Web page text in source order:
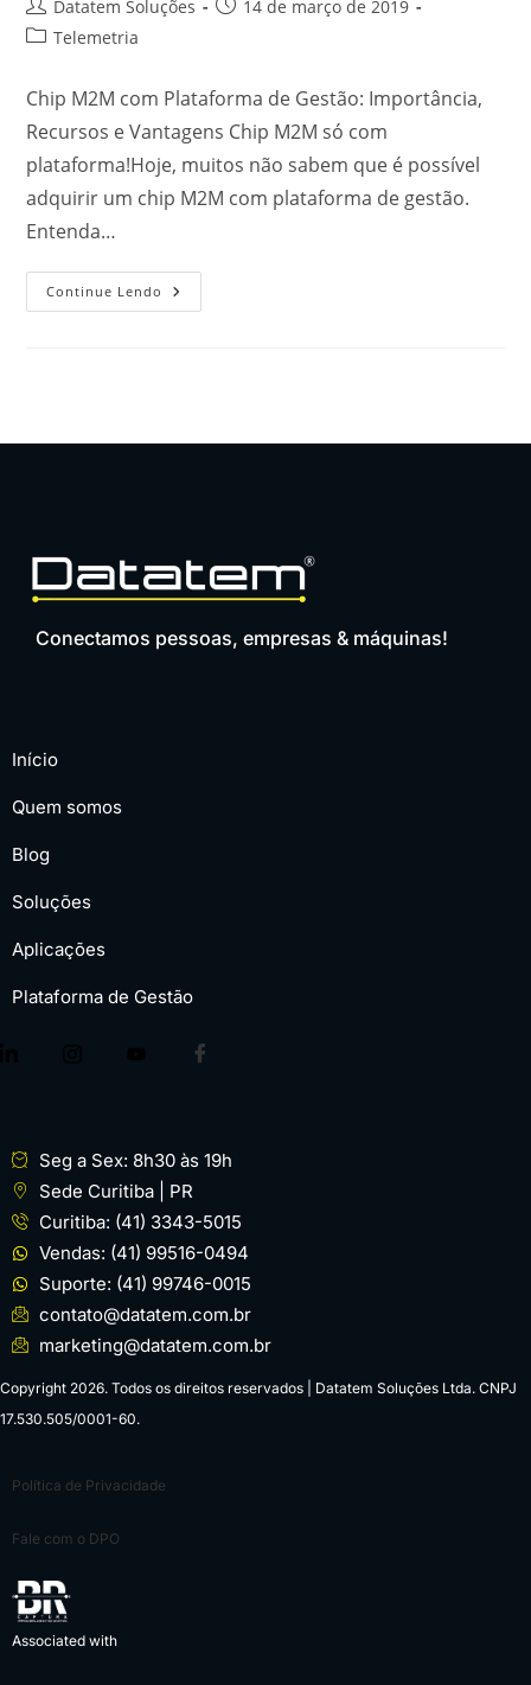
Datatem Soluções
14 de março de 2019
Telemetria
Chip M2M com Plataforma de Gestão: Importância,
Recursos e Vantagens Chip M2M só com
plataforma!Hoje, muitos não sabem que é possível
adquirir um chip M2M com plataforma de gestão.
Entenda…
Continue Lendo
Conectamos pessoas, empresas & máquinas!
Início
Quem somos
Blog
Soluções
Aplicações
Plataforma de Gestão
Seg a Sex: 8h30 às 19h
Sede Curitiba | PR
Curitiba: (41) 3343-5015
Vendas: (41) 99516-0494
Suporte: (41) 99746-0015
contato@datatem.com.br
marketing@datatem.com.br
Copyright 2026. Todos os direitos reservados | Datatem Soluções Ltda. CNPJ
17.530.505/0001-60.
Política de Privacidade
Fale com o DPO
Associated with